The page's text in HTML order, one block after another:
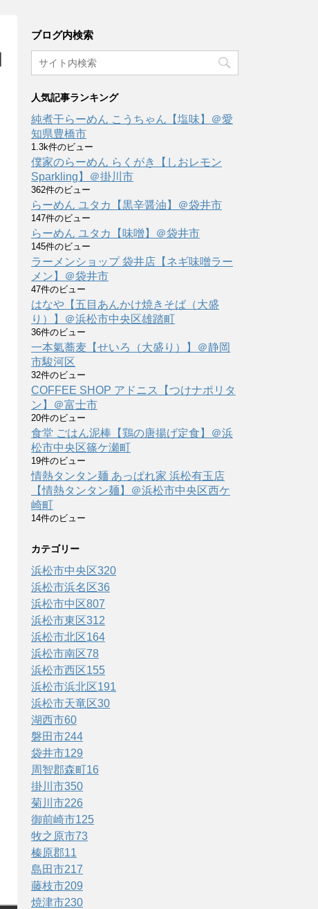
ブログ内検索
人気記事ランキング
純煮干らーめん こうちゃん【塩味】＠愛
知県豊橋市
1.3k件のビュー
僕家のらーめん らくがき【しおレモン
Sparkling】＠掛川市
362件のビュー
らーめん ユタカ【黒辛醤油】＠袋井市
147件のビュー
らーめん ユタカ【味噌】＠袋井市
145件のビュー
ラーメンショップ 袋井店【ネギ味噌ラー
メン】＠袋井市
47件のビュー
はなや【五目あんかけ焼きそば（大盛
り）】＠浜松市中央区雄踏町
36件のビュー
一本氣蕎麦【せいろ（大盛り）】＠静岡
市駿河区
32件のビュー
COFFEE SHOP アドニス【つけナポリタ
ン】＠富士市
20件のビュー
食堂 ごはん泥棒【鶏の唐揚げ定食】＠浜
松市中央区篠ケ瀬町
19件のビュー
情熱タンタン麺 あっぱれ家 浜松有玉店
【情熱タンタン麺】＠浜松市中央区西ケ
崎町
14件のビュー
カテゴリー
浜松市中央区320
浜松市浜名区36
浜松市中区807
浜松市東区312
浜松市北区164
浜松市南区78
浜松市西区155
浜松市浜北区191
浜松市天竜区30
湖西市60
磐田市244
袋井市129
周智郡森町16
掛川市350
菊川市226
御前崎市125
牧之原市73
榛原郡11
島田市217
藤枝市209
焼津市230